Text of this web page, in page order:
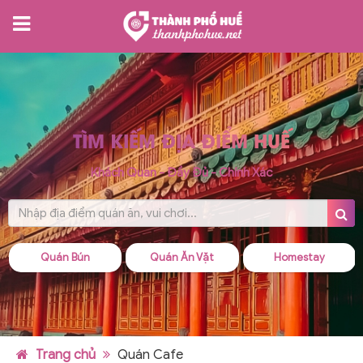
TÌM KIẾM ĐỊA ĐIỂM HUẾ
Khách Quan - Đầy Đủ - Chính Xác
Quán Ăn Vặt Homestay Quán Cháo
Trang chủ Quán Cafe